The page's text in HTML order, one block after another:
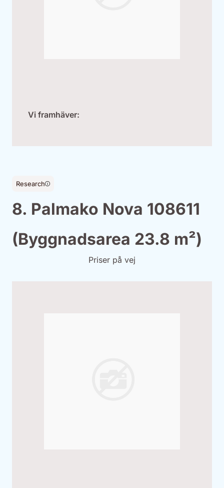
Vi framhäver:
Research
8. Palmako Nova 108611
(Byggnadsarea 23.8 m²)
Priser på vej